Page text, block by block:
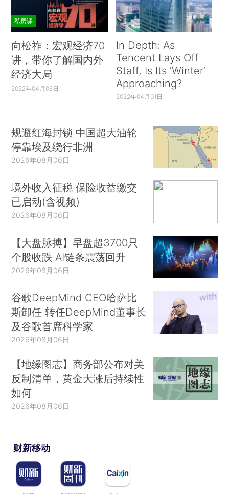
私房课
向松祚：宏观经济70
讲，带你了解国内外
经济大局
2022年04月06日
In Depth: As
Tencent Lays Off
Staff, Is Its ‘Winter’
Approaching?
2022年04月01日
规避红海封锁 中国超大油轮
停靠埃及绕行非洲
2026年08月06日
境外收入征税 保险收益缴交
已启动(含视频)
2026年08月06日
【大盘脉搏】早盘超3700只
个股收跌 AI链条震荡回升
2026年08月06日
谷歌DeepMind CEO哈萨比
斯卸任 转任DeepMind董事长
及谷歌首席科学家
2026年08月06日
【地缘图志】商务部公布对美
反制清单，黄金大涨后持续性
如何
2026年08月06日
财新移动